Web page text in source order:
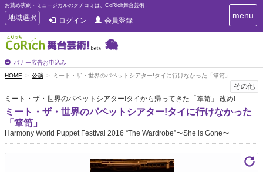
お薦め演劇・ミュージカルのクチコミは、CoRich舞台芸術！
T
o
g
g
e
n
a
v
i
g
t
地域選択 ログイン 会員登録
バナー広告お申込み
T
o
n
a
v
a
t
menu
HOME 公演 ミート・ザ・世界のパペットシアター!タイに行けなかった「箪笥」
その他
ミート・ザ・世界のパペットシアター!タイから帰ってきた「箪笥」 改め!
ミート・ザ・世界のパペットシアター!タイに行けなかった
「箪笥」
Harmony World Puppet Festival 2016 “The Wardrobe”〜She is Gone〜